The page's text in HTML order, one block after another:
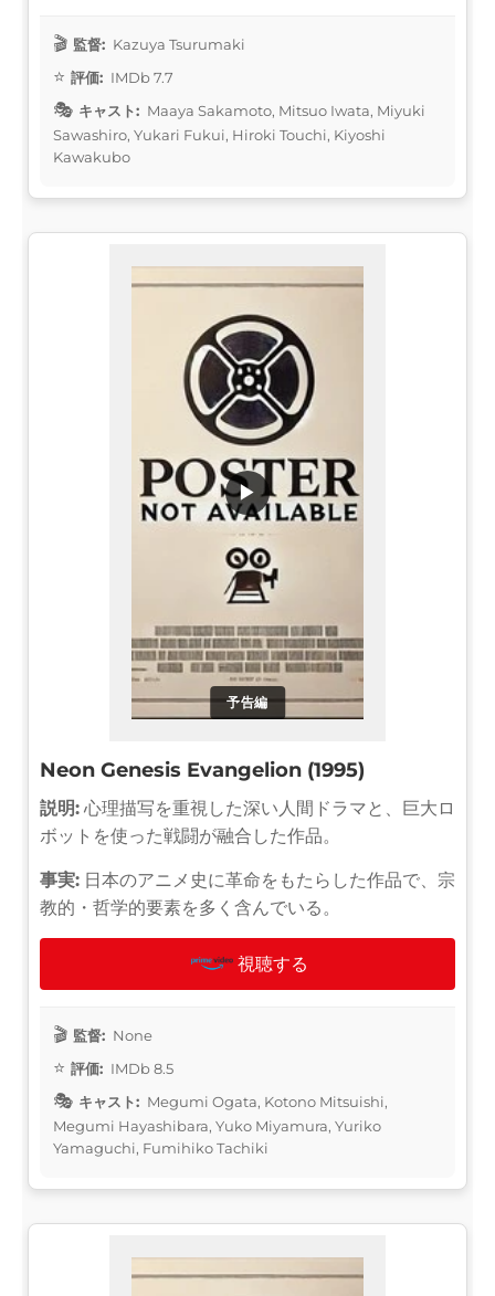
監督: Kazuya Tsurumaki
評価: IMDb 7.7
キャスト: Maaya Sakamoto, Mitsuo Iwata, Miyuki
Sawashiro, Yukari Fukui, Hiroki Touchi, Kiyoshi
Kawakubo
予告編
▶
Neon Genesis Evangelion (1995)
説明: 心理描写を重視した深い人間ドラマと、巨大ロ
ボットを使った戦闘が融合した作品。
事実: 日本のアニメ史に革命をもたらした作品で、宗
教的・哲学的要素を多く含んでいる。
視聴する
監督: None
評価: IMDb 8.5
キャスト: Megumi Ogata, Kotono Mitsuishi,
Megumi Hayashibara, Yuko Miyamura, Yuriko
Yamaguchi, Fumihiko Tachiki